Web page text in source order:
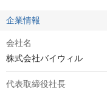
企業情報
会社名
株式会社バイウィル
代表取締役社長